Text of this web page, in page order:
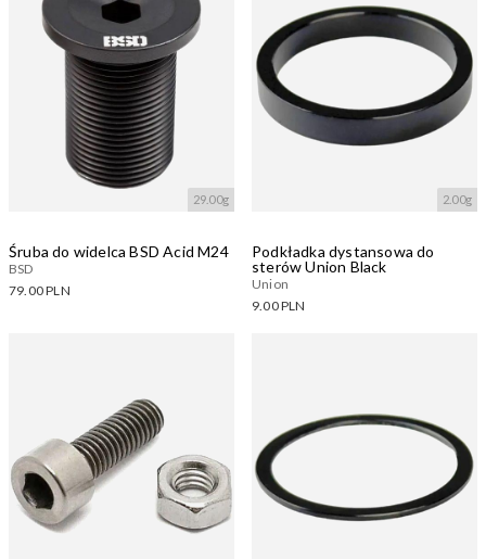
29.00g
Śruba do widelca BSD Acid M24
BSD
79.00 PLN
2.00g
Podkładka dystansowa do
sterów Union Black
Union
9.00 PLN